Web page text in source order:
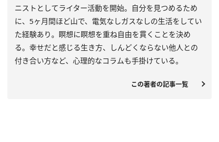
ニストとしてライター活動を開始。自分を見つめるため
に、5ヶ月間ほど山で、電気なしガスなしの生活をしてい
た経験あり。瞑想に瞑想を重ね自由を貫くことを決め
る。幸せだと感じる生き方、しんどくならない他人との
付き合い方など、心理的なコラムも手掛けている。
この著者の記事一覧